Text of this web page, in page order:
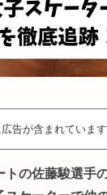
告が含まれています
トの佐藤駿選手